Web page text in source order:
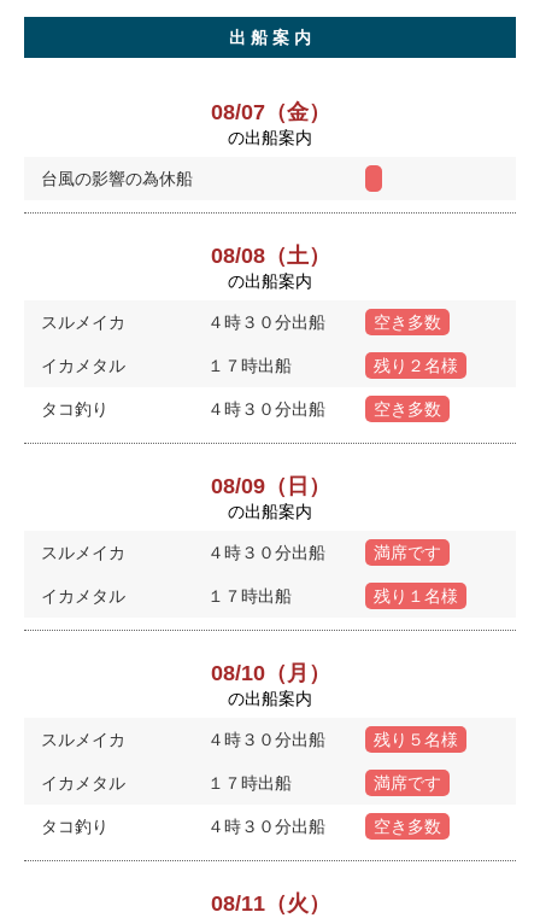
出 船 案 内
08/07（金）
の出船案内
台風の影響の為休船
08/08（土）
の出船案内
スルメイカ ４時３０分出船 空き多数
イカメタル １７時出船 残り２名様
タコ釣り ４時３０分出船 空き多数
08/09（日）
の出船案内
スルメイカ ４時３０分出船 満席です
イカメタル １７時出船 残り１名様
08/10（月）
の出船案内
スルメイカ ４時３０分出船 残り５名様
イカメタル １７時出船 満席です
タコ釣り ４時３０分出船 空き多数
08/11（火）